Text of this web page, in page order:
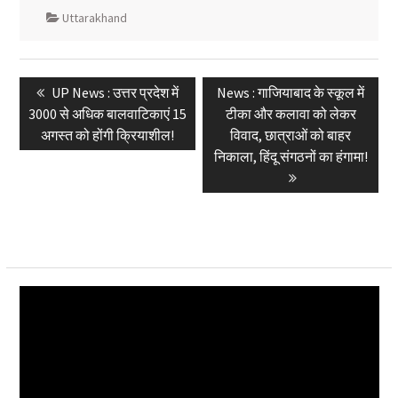
Uttarakhand
Post
navigation
Previous
post:
UP News : उत्तर प्रदेश में
3000 से अधिक बालवाटिकाएं 15
अगस्त को होंगी क्रियाशील!
Next
post:
News : गाजियाबाद के स्कूल में
टीका और कलावा को लेकर
विवाद, छात्राओं को बाहर
निकाला, हिंदू संगठनों का हंगामा!